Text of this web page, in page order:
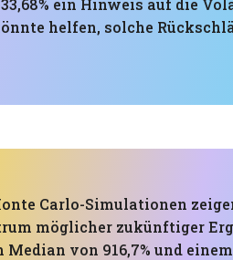
ein Hinweis auf die
helfen, solche
Carlo-Simulationen
möglicher zukünftiger
Median von 916,7% und